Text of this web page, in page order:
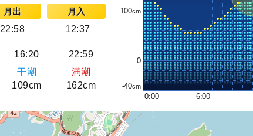
月出
月入
22:58 12:37
16:20 22:59
干潮
満潮
109cm 162cm
100
0
-40
0:00
6:00